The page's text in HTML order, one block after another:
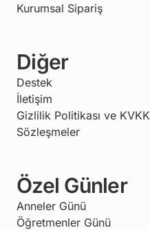
Kurumsal Sipariş
Diğer
Destek
İletişim
Gizlilik Politikası ve KVKK
Sözleşmeler
Özel Günler
Anneler Günü
Öğretmenler Günü